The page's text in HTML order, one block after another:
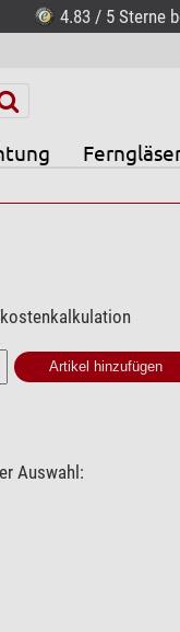
4.83 / 5 Sterne
Auswahl: